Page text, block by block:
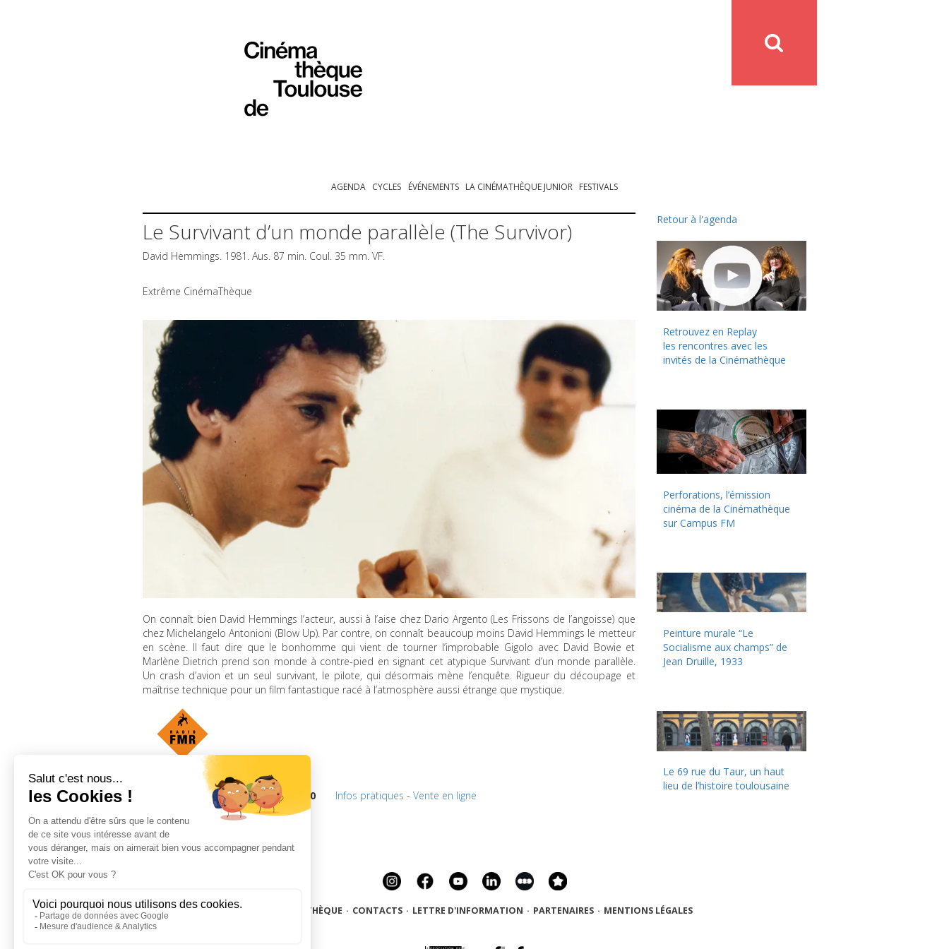
AGENDA CYCLES ÉVÉNEMENTS LA CINÉMATHÈQUE JUNIOR FESTIVALS
Le Survivant d’un monde parallèle (The Survivor)
David Hemmings. 1981. Aus. 87 min. Coul. 35 mm. VF.
Extrême CinémaThèque
On connaît bien David Hemmings l’acteur, aussi à l’aise chez Dario Argento (Les Frissons de l’angoisse) que
chez Michelangelo Antonioni (Blow Up). Par contre, on connaît beaucoup moins David Hemmings le metteur
en scène. Il faut dire que le bonhomme qui vient de tourner l’improbable Gigolo avec David Bowie et
Marlène Dietrich prend son monde à contre-pied en signant cet atypique Survivant d’un monde parallèle.
Un crash d’avion et un seul survivant, le pilote, qui désormais mène l’enquête. Rigueur du découpage et
maîtrise technique pour un film fantastique racé à l’atmosphère aussi étrange que mystique.
vendredi 24 novembre 2017, 21h00 Infos pratiques - Vente en ligne
Retour à l'agenda
Retrouvez en Replay
les rencontres avec les
invités de la Cinémathèque
Perforations, l’émission
cinéma de la Cinémathèque
sur Campus FM
Peinture murale “Le
Socialisme aux champs” de
Jean Druille, 1933
Le 69 rue du Taur, un haut
lieu de l’histoire toulousaine
LA CINÉMATHÈQUE · CONTACTS · LETTRE D'INFORMATION · PARTENAIRES · MENTIONS LÉGALES